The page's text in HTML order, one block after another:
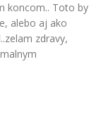
koncom.. Toto by
alebo aj ako
zdravy,